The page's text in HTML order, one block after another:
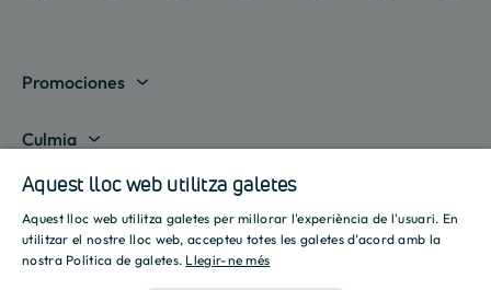
Promociones
Mostrar totes
Madrid
Barcelona
Culmia
Sobre nosaltres
Destinació Culmia
Sala de premsa
Líneas de negocio
Habitatge compravenda
Recursos
SPANISH
Aquest lloc web utilitza galetes
Aquest lloc web utilitza galetes per millorar l'experiència de l'usuari. En
utilitzar el nostre lloc web, accepteu totes les galetes d’acord amb la
nostra Política de galetes. Llegir-ne més